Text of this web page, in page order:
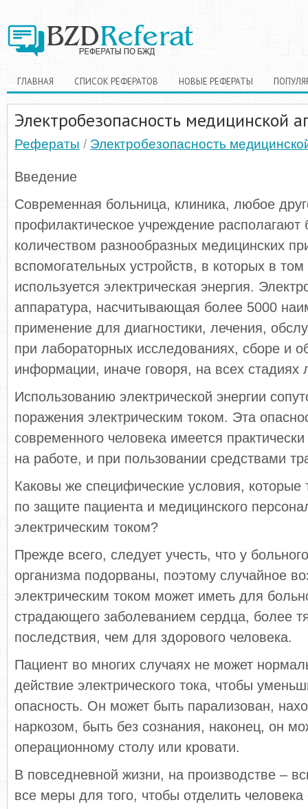
ГЛАВНАЯ СПИСОК РЕФЕРАТОВ НОВЫЕ РЕФЕРАТЫ
Электробезопасность медицинской
Рефераты / Электробезопасность
Введение
Современная больница, клиника, любое
профилактическое учреждение
количеством разнообразных медицинских
вспомогательных устройств, в которых в
используется электрическая энергия.
аппаратура, насчитывающая более 5000
применение для диагностики, лечения,
при лабораторных исследованиях, сборе и
информации, иначе говоря, на всех стадиях
Использованию электрической энергии
поражения электрическим током. Эта
современного человека имеется
на работе, и при пользовании средствами
Каковы же специфические условия,
по защите пациента и медицинского
электрическим током?
Прежде всего, следует учесть, что у
организма подорваны, поэтому случайное
электрическим током может иметь для
страдающего заболеванием сердца, более
последствия, чем для здорового человека.
Пациент во многих случаях не может
действие электрического тока, чтобы
опасность. Он может быть парализован,
наркозом, быть без сознания, наконец, он
операционному столу или кровати.
В повседневной жизни, на производстве –
все меры для того, чтобы отделить